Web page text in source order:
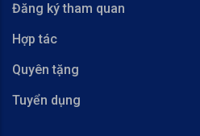
Đăng ký tham quan
Hợp tác
Quyên tặng
Tuyển dụng